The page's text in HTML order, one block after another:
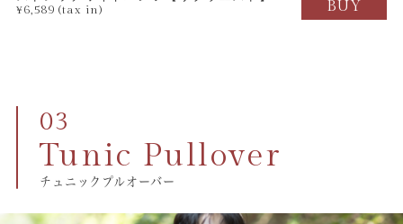
¥6,589 (tax in) BUY
Tunic Pullover
チュニックプルオーバー